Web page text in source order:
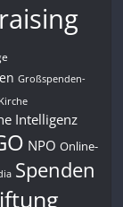
Großspenden-
Kirche
Intelligenz
NPO Online-
Spenden